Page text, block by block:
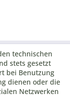
technischen
stets gesetzt
bei Benutzung
dienen oder die
Netzwerken